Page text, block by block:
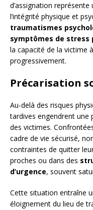
d’assignation
l’intégrité physique et
traumatismes
symptômes de
la capacité de la victime
progressivement.
Précarisation
Au-delà des risques
tardives engendrent une
des victimes.
cadre de vie sécurisé,
contraintes de quitter
proches ou dans des
d’urgence, souvent
Cette situation entraîne
éloignement du lieu de